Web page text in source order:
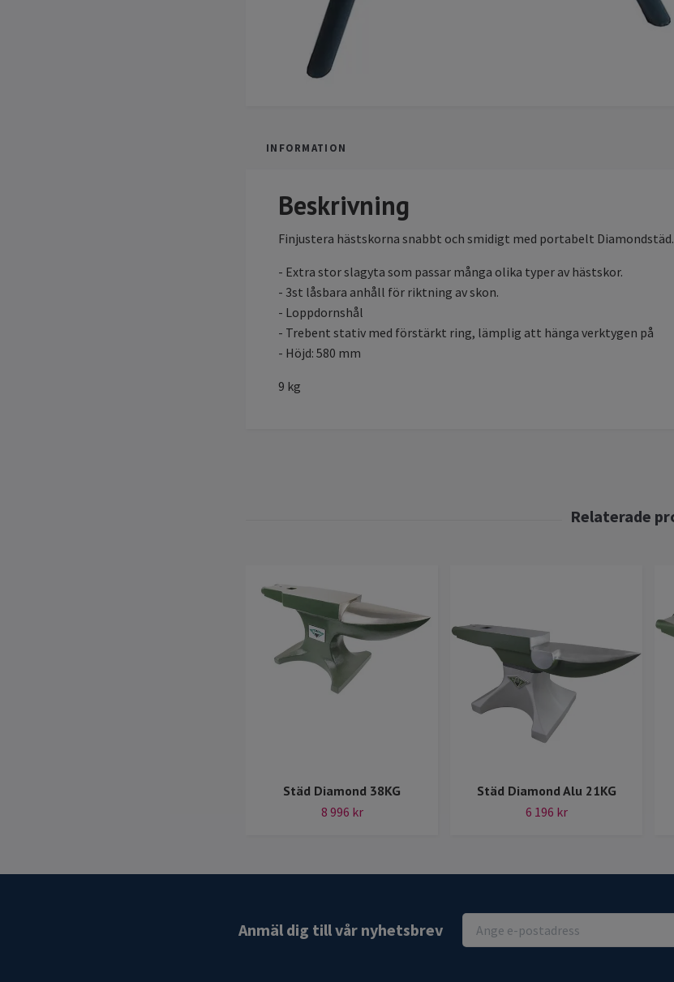
INFORMATION
Beskrivning
Finjustera hästskorna snabbt och smidigt med portabelt Diamondstäd.
- Extra stor slagyta som passar många olika typer av hästskor.
- 3st låsbara anhåll för riktning av skon.
- Loppdornshål
- Trebent stativ med förstärkt ring, lämplig att hänga verktygen på
- Höjd: 580 mm
9 kg
Städ Diamond 38KG
8 996 kr
Städ Diamond Alu 21KG
6 196 kr
Anmäl dig till vår nyhetsbrev